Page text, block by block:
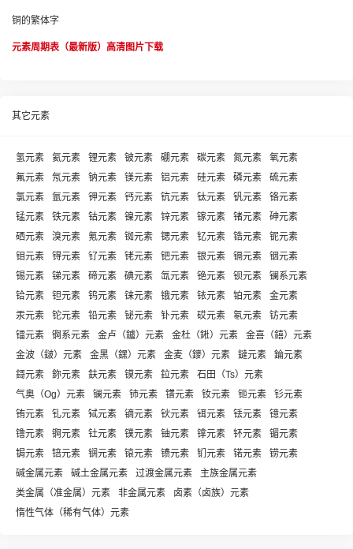
铜的繁体字
元素周期表（最新版）高清图片下载
其它元素
氢元素 氦元素 锂元素 铍元素 硼元素 碳元素 氮元素
氧元素
氟元素
氖元素 钠元素 镁元素 铝元素 硅元素 磷元素
硫元素
氯元素
氩元素 钾元素 钙元素 钪元素 钛元素 钒元素
铬元素
锰元素
铁元素 钴元素 镍元素 锌元素 镓元素 锗元素
砷元素
硒元素
溴元素 氪元素 铷元素 锶元素 钇元素 锆元素
铌元素
钼元素
锝元素 钌元素 铑元素 钯元素 银元素 镉元素
铟元素
锡元素
锑元素 碲元素 碘元素 氙元素 铯元素 钡元素
镧系元素
铪元素
钽元素 钨元素 铼元素 锇元素 铱元素 铂元素
金元素
汞元素
铊元素 铅元素 铋元素 钋元素 砹元素 氡元素
钫元素
镭元素
锕系元素 金卢（鑪）元素 金杜（𨧀）元素
金喜（𨭎）元素
金波（𨨏）元素
金黑（𨭆）元素 金麦（䥑）元素 鐽元素
錀元素
鎶元素
鉨元素 鈇元素 镆元素 鉝元素
石田（Ts）元素
气奥（Og）元素
镧元素 铈元素 镨元素 钕元素 钷元素
钐元素
铕元素
钆元素 铽元素 镝元素 钬元素 铒元素 铥元素
镱元素
镥元素
锕元素 钍元素 镤元素 铀元素 镎元素 钚元素
镅元素
锔元素
锫元素 锎元素 锿元素 镄元素 钔元素 锘元素
铹元素
碱金属元素
碱土金属元素 过渡金属元素
主族金属元素
类金属（准金属）元素
非金属元素
卤素（卤族）元素
惰性气体（稀有气体）元素